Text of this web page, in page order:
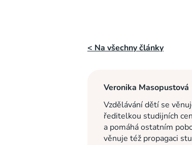
< Na všechny články
Veronika Masopustová
Vzdělávání dětí se
ředitelkou studijních
a pomáhá ostatním
věnuje též propagaci